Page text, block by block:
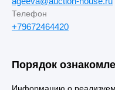
Телефон
+79672464420
Порядок
Информацию о